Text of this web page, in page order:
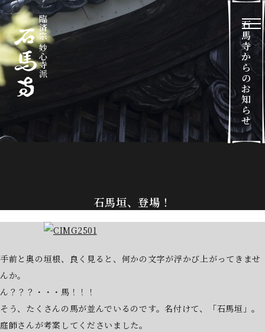
臨済宗 妙心寺派 メ
石
馬
寺
か
ら
の
お
知
ら
せ
石馬垣、登場！
手前と奥の垣根、良く見ると、何かの文字が浮かび上がってきませ
んか。
ん？？？・・・馬！！！
そう、たくさんの馬が並んでいるのです。名付けて、「石馬垣」。
庭師さんが考案してくださいました。